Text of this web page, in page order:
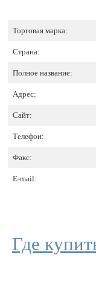
Торговая марка:
Страна:
Полное название:
Адрес:
Сайт:
Телефон:
Факс:
E-mail:
Где